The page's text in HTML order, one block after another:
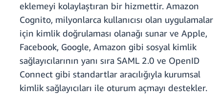
eklemeyi kolaylaştıran bir hizmettir. Amazon
Cognito, milyonlarca kullanıcısı olan uygulamalar
için kimlik doğrulaması olanağı sunar ve Apple,
Facebook, Google, Amazon gibi sosyal kimlik
sağlayıcılarının yanı sıra SAML 2.0 ve OpenID
Connect gibi standartlar aracılığıyla kurumsal
kimlik sağlayıcıları ile oturum açmayı destekler.